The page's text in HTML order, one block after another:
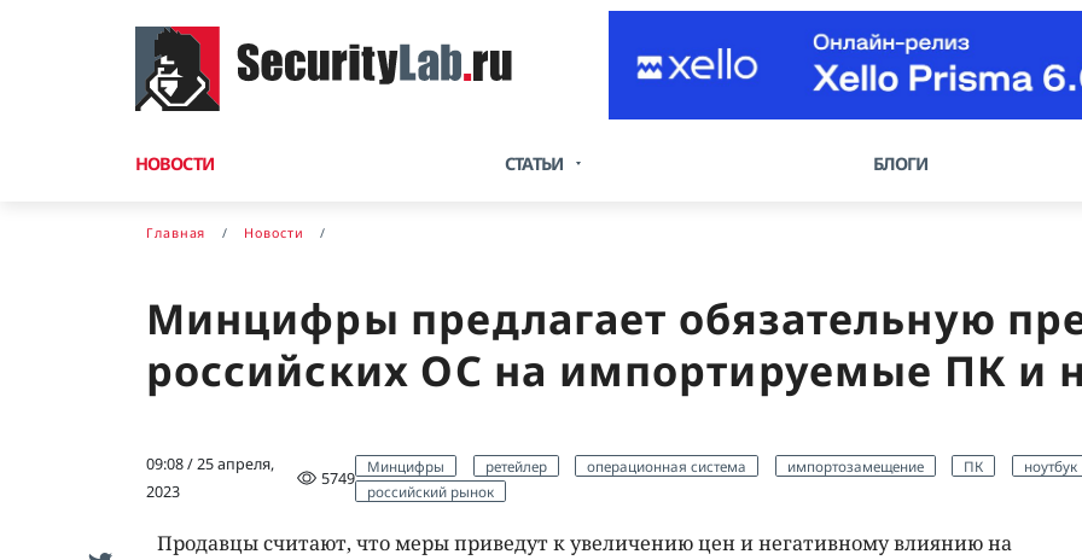
НОВОСТИ СТАТЬИ БЛОГИ
Главная Новости
Минцифры предлагает обязательную
российских ОС на импортируемые ПК и
09:08 / 25 апреля,
2023
5749
Минцифры ретейлер операционная система импортозамещение ПК ноутбук
российский рынок
Продавцы считают, что меры приведут к увеличению цен и негативному влиянию на